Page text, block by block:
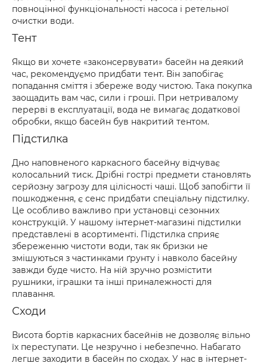
повноцінної функціональності насоса і ретельної
очистки води.
Тент
Якщо ви хочете «законсервувати» басейн на деякий
час, рекомендуємо придбати тент. Він запобігає
попадання сміття і збереже воду чистою. Така покупка
заощадить вам час, сили і гроші. При нетривалому
перерві в експлуатації, вода не вимагає додаткової
обробки, якщо басейн був накритий тентом.
Підстилка
Дно наповненого каркасного басейну відчуває
колосальний тиск. Дрібні гострі предмети становлять
серйозну загрозу для цілісності чаші. Щоб запобігти її
пошкодження, є сенс придбати спеціальну підстилку.
Це особливо важливо при установці сезонних
конструкцій. У нашому інтернет-магазині підстилки
представлені в асортименті. Підстилка сприяє
збереженню чистоти води, так як бризки не
змішуються з частинками ґрунту і навколо басейну
завжди буде чисто. На ній зручно розмістити
рушники, іграшки та інші приналежності для
плавання.
Сходи
Висота бортів каркасних басейнів не дозволяє вільно
їх переступати. Це незручно і небезпечно. Набагато
легше заходити в басейн по сходах. У нас в інтернет-